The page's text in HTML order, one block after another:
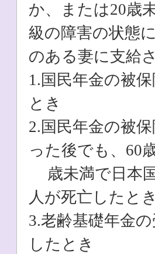
か、または20歳
級の障害の状態
のある妻に支給
1. 国民年金の被
とき
2. 国民年金の被
った後でも、 60
歳未満で日本
人が死亡したと
3.老齢基礎年金
したとき